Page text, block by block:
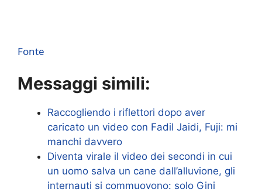
Fonte
Messaggi simili:
Raccogliendo i riflettori dopo aver
caricato un video con Fadil Jaidi, Fuji: mi
manchi davvero
Diventa virale il video dei secondi in cui
un uomo salva un cane dall’alluvione, gli
internauti si commuovono: solo Gini